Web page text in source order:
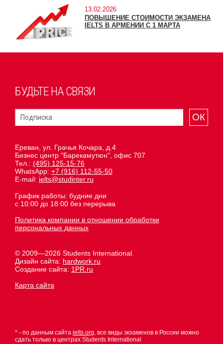
13.02.2026
ПОВЫШЕНИЕ СТОИМОСТИ ЭКЗАМЕНА
IELTS В АРМЕНИИ С 1 МАРТА
БУДЬТЕ НА СВЯЗИ
ОК
Ереван, ул. Грачья Кочара, д.4
Бизнес центр "Барекамутюн", офис 707
Тел.: (495) 125-15-76
WhatsApp: +7 (916) 112-55-50
E-mail: ielts@studinter.ru
График работы: будние дни
с 10:00 до 18:00 без перерыва
Политика компании в отношении обработки
персональных данных
© 2009—2026 Students International.
Дизайн сайта: hardwork.ru
Создание сайта: 1PR.ru
Карта сайта
* - по данным сайта ielts.org, все виды экзаменов в России можно
сдать только в центрах Students International